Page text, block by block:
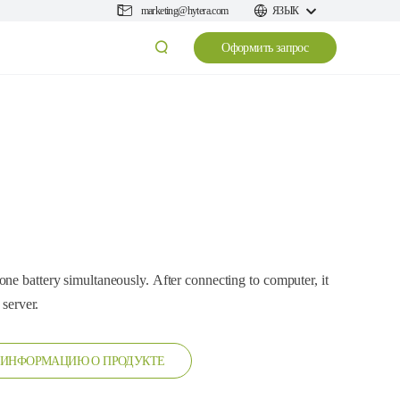
marketing@hytera.com ЯЗЫК
Оформить запрос
battery simultaneously. After connecting to computer, it
ИНФОРМАЦИЮ О ПРОДУКТЕ